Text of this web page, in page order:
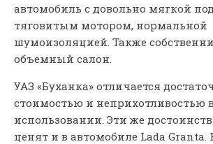
автомобиль с довольно мягкой
тяговитым мотором, нормальной
шумоизоляцией. Также
объемный салон.
УАЗ «Буханка» отличается
стоимостью и неприхотливостью в
использовании. Эти же
ценят и в автомобиле Lada Granta.